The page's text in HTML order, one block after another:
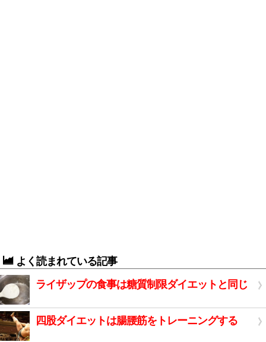
よく読まれている記事
ライザップの食事は糖質制限ダイエットと同じ
四股ダイエットは腸腰筋をトレーニングする